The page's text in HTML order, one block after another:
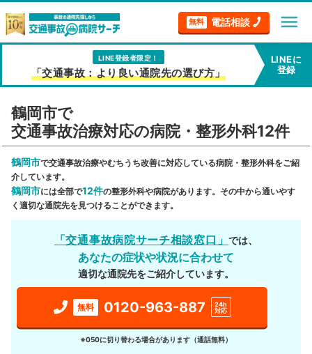
無料 電話相談 menu
LINE登録者限定！
「交通事故：より良い通院先の選び方」
LINEに
登録
鶴岡市で
交通事故治療対応の病院・整形外科12件
鶴岡市で交通事故治療やむちうち改善に対応している病院・整形外科をご紹
介しています。
鶴岡市には全部で12件の整形外科や病院があります。その中から通いやす
く適切な通院先を見つけることができます。
「交通事故病院サーチ相談窓口」では、
あなたの症状や状況に合わせて
適切な通院先をご紹介しています。
無料 0120-963-887
24h
対応
※050に切り替わる場合があります（通話無料）